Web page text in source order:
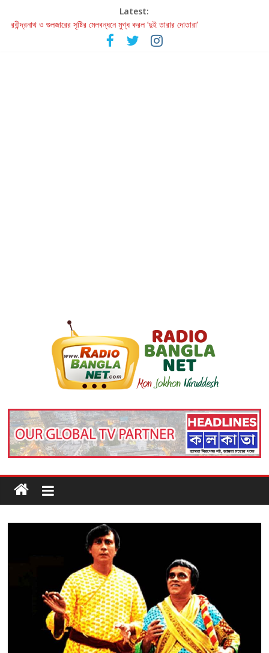
Latest:
রবীন্দ্রনাথ ও গুলজারের সৃষ্টির মেলবন্ধনে মুগ্ধ করল ‘দুই তারার দোতারা’
কলের গান থেকে রীলস্ — বাঙালির গান শোনার বিবর্তনের গল্প
জগন্নাথমঙ্গলম্ — বাংলায় প্রথমবার মঞ্চে এবার রথযাত্রার উদযাপন